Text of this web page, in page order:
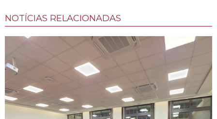
NOTÍCIAS RELACIONADAS